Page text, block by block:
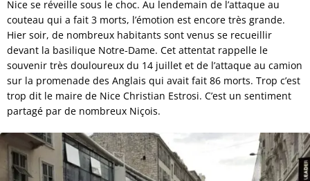
Nice se réveille sous le choc. Au lendemain de l’attaque au
couteau qui a fait 3 morts, l’émotion est encore très grande.
Hier soir, de nombreux habitants sont venus se recueillir
devant la basilique Notre-Dame. Cet attentat rappelle le
souvenir très douloureux du 14 juillet et de l’attaque au camion
sur la promenade des Anglais qui avait fait 86 morts. Trop c’est
trop dit le maire de Nice Christian Estrosi. C’est un sentiment
partagé par de nombreux Niçois.